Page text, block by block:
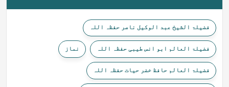
فضیلۃ الشیخ عبد الوکیل ناصر حفظہ اللہ
فضیلۃ العالم ابو انس طیبی حفظہ اللہ نماز
فضیلۃ العالم حافظ خضر حیات حفظہ اللہ